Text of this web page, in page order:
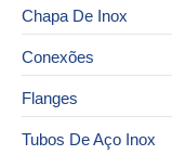
Chapa De Inox
Conexões
Flanges
Tubos De Aço Inox